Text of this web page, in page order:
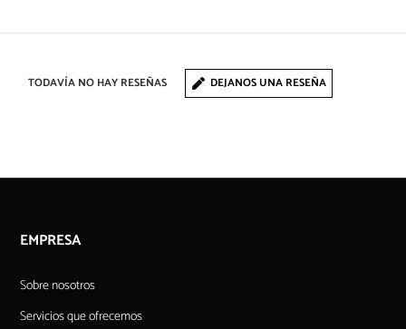
TODAVÍA NO HAY RESEÑAS DEJANOS UNA RESEÑA
EMPRESA
Sobre nosotros
Servicios que ofrecemos